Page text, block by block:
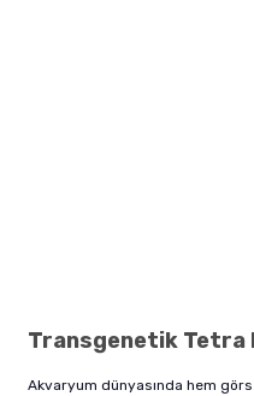
Akvaryum dünyasında hem